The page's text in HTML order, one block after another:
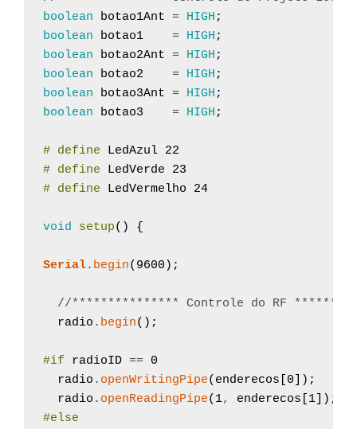
boolean
botao1Ant = HIGH ;
boolean
botao1 = HIGH ;
boolean
botao2Ant = HIGH ;
boolean
botao2 = HIGH ;
boolean
botao3Ant = HIGH ;
boolean
botao3 = HIGH ;
# define LedAzul 22
# define
LedVerde
23
# define
LedVermelho 24
void setup( ) {
Serial. begin( 9600 ) ;
//*************** Controle do RF
radio . begin( ) ;
#if radioID == 0
radio . openWritingPipe( enderecos 0 ) ;
radio . openReadingPipe( 1, enderecos 1 ) ;
#else